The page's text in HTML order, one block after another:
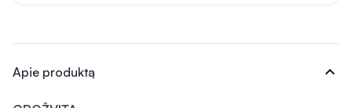
Apie produktą expand_more